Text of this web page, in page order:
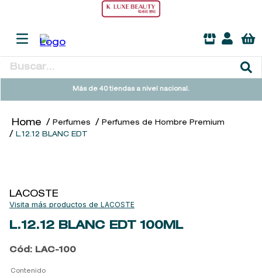
Buscar...
Más de 40 tiendas a nivel nacional.
Perfumes
Perfumes de Hombre Premium
L.12.12 BLANC EDT
LACOSTE
LACOSTE
L.12.12 BLANC EDT 100ML
Cód : LAC-100
Contenido
TÉRMINOS MÁS BUSCADOS
2 .
sol ipanema
.
woods of windsor
6.
ysl
7.
kool beauty serum
8.
retrinal
9.
baylis